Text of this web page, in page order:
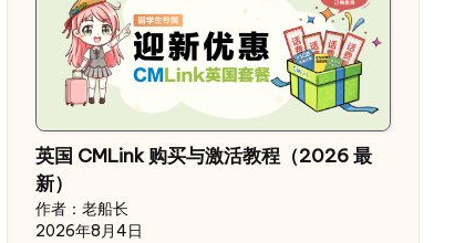
英国 CMLink 购买与激活教程（2026 最
新）
作者：老船长
2026年8月4日